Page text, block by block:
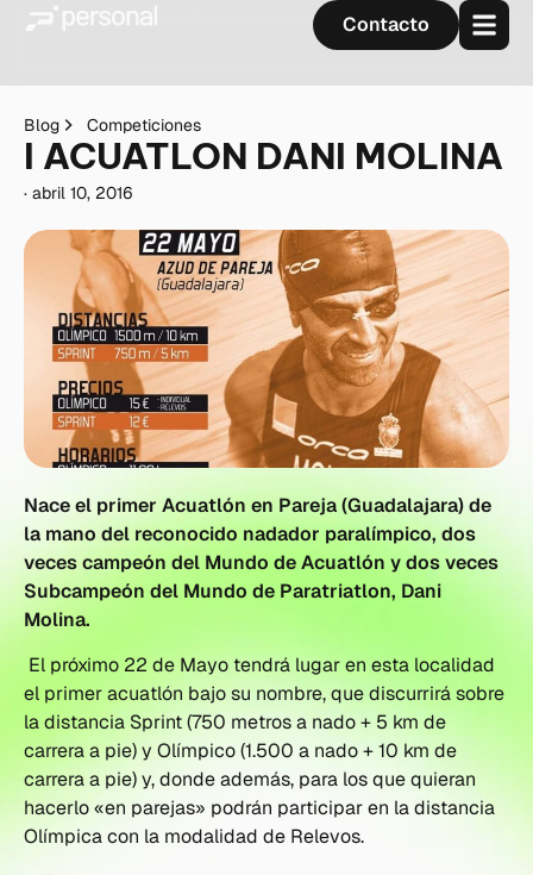
Contacto
Blog Competiciones
I ACUATLON DANI MOLINA
· abril 10, 2016
Nace el primer Acuatlón en Pareja (Guadalajara) de
la mano del reconocido nadador paralímpico, dos
veces campeón del Mundo de Acuatlón y dos veces
Subcampeón del Mundo de Paratriatlon, Dani
Molina.
El próximo 22 de Mayo tendrá lugar en esta localidad
el primer acuatlón bajo su nombre, que discurrirá sobre
la distancia Sprint (750 metros a nado + 5 km de
carrera a pie) y Olímpico (1.500 a nado + 10 km de
carrera a pie) y, donde además, para los que quieran
hacerlo «en parejas» podrán participar en la distancia
Olímpica con la modalidad de Relevos.